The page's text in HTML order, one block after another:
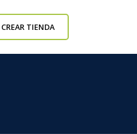
CREAR TIENDA